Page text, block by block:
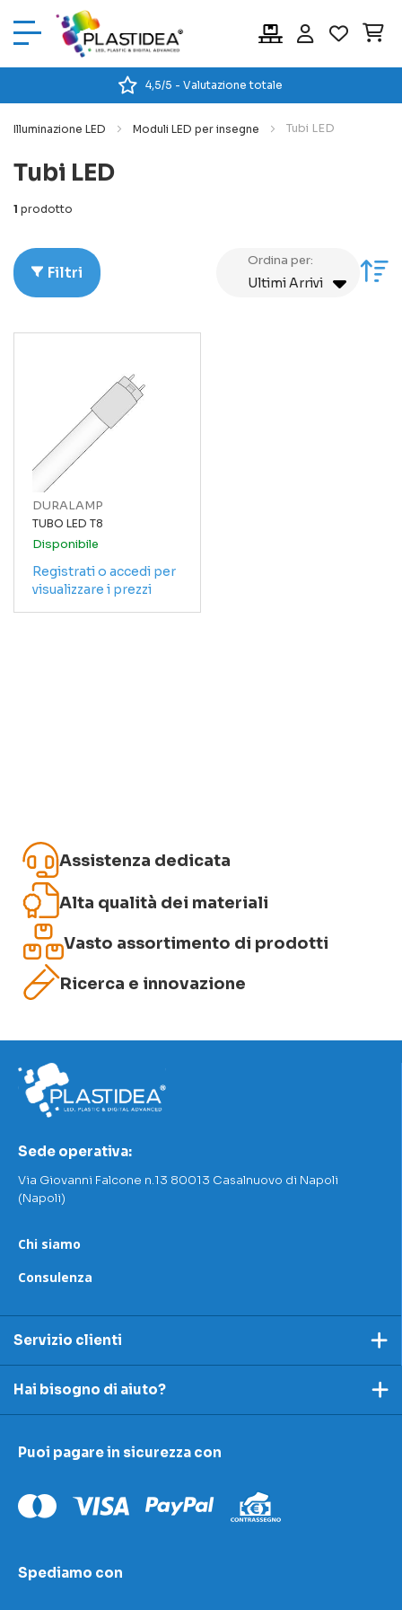
4,5/5 - Valutazione totale
Illuminazione LED Moduli LED per insegne Tubi LED
Tubi LED
1 prodotto
Filtri
Ordina per:
DURALAMP
TUBO LED T8
Disponibile
Registrati o accedi per
visualizzare i prezzi
Assistenza dedicata
Alta qualità dei materiali
Vasto assortimento di prodotti
Ricerca e innovazione
Sede operativa:
Via Giovanni Falcone n.13 80013 Casalnuovo di Napoli
(Napoli)
Chi siamo
Consulenza
Servizio clienti
Contatti
Hai bisogno di aiuto?
I nostri contatti
Le nostre sedi
Area download
Puoi pagare in sicurezza con
Spediamo con